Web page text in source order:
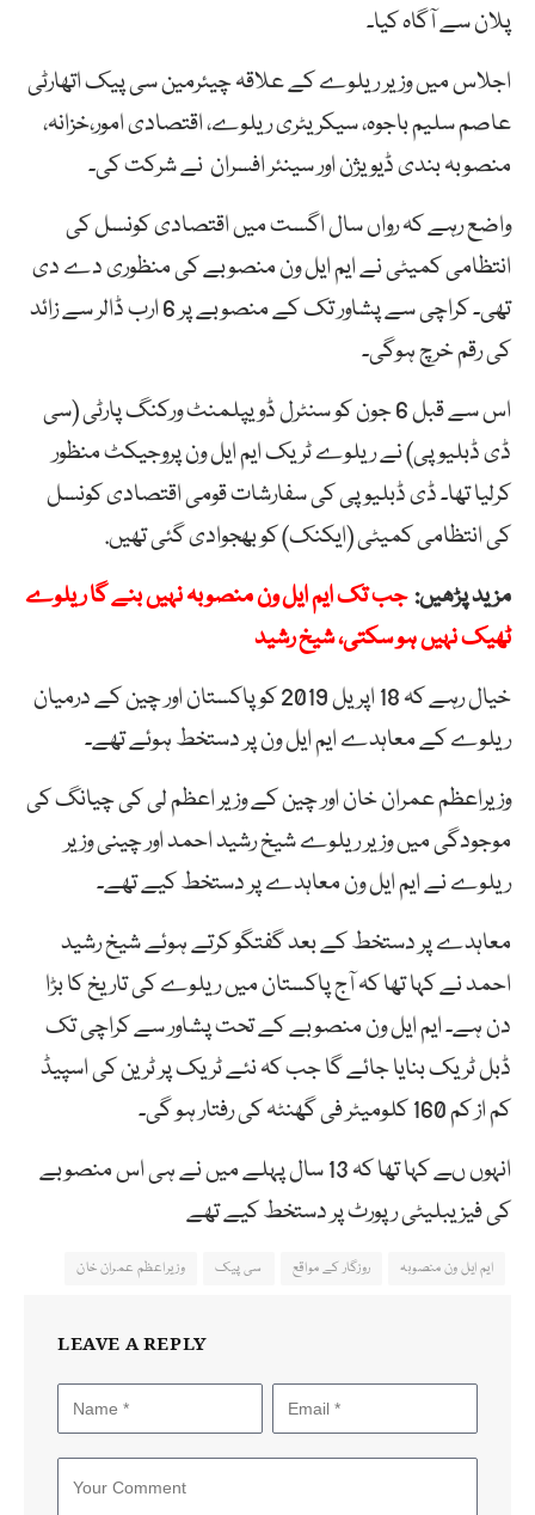
پلان سے آگاہ کیا۔
اجلاس میں وزیر ریلوے کے علاقہ چیئرمین سی پیک اتھارٹی
عاصم سلیم باجوہ، سیکریٹری ریلوے، اقتصادی امور،خزانہ،
منصوبہ بندی ڈیویژن اور سینئر افسران نے شرکت کی۔
واضع رہے کہ رواں سال اگست میں اقتصادی کونسل کی
انتظامی کمیٹی نے ایم ایل ون منصوبے کی منظوری دے دی
تھی۔ کراچی سے پشاور تک کے منصوبے پر 6 ارب ڈالر سے زائد
کی رقم خرچ ہوگی۔
اس سے قبل 6 جون کو سنٹرل ڈویپلمنٹ ورکنگ پارٹی (سی
ڈی ڈبلیو پی) نے ریلوے ٹریک ایم ایل ون پروجیکٹ منظور
کرلیا تھا۔ ڈی ڈبلیو پی کی سفارشات قومی اقتصادی کونسل
کی انتظامی کمیٹی (ایکنک) کو بھجوادی گئی تھیں.
مزید پڑھیں:جب تک ایم ایل ون منصوبہ نہیں بنے گا ریلوے
ٹھیک نہیں ہو سکتی، شیخ رشید
خیال رہے کہ 18 اپریل 2019 کو پاکستان اور چین کے درمیان
ریلوے کے معاہدے ایم ایل ون پر دستخط ہوئے تھے۔
وزیراعظم عمران خان اور چین کے وزیر اعظم لی کی چیانگ کی
موجودگی میں وزیر ریلوے شیخ رشید احمد اور چینی وزیر
ریلوے نے ایم ایل ون معاہدے پر دستخط کیے تھے۔
معاہدے پر دستخط کے بعد گفتگو کرتے ہوئے شیخ رشید
احمد نے کہا تھا کہ آج پاکستان میں ریلوے کی تاریخ کا بڑا
دن ہے۔ ایم ایل ون منصوبے کے تحت پشاور سے کراچی تک
ڈبل ٹریک بنایا جائے گا جب کہ نئے ٹریک پر ٹرین کی اسپیڈ
کم از کم 160 کلومیٹر فی گھنٹہ کی رفتار ہو گی۔
انہوں ںے کہا تھا کہ 13 سال پہلے میں نے ہی اس منصوبے
کی فیزیبلیٹی رپورٹ پر دستخط کیے تھے
ایم ایل ون منصوبہ روزگار کے مواقع سی پیک وزیراعظم عمران خان
LEAVE A REPLY